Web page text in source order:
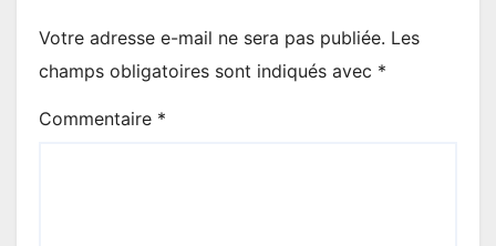
Votre adresse e-mail ne sera pas publiée. Les
champs obligatoires sont indiqués avec *
Commentaire *